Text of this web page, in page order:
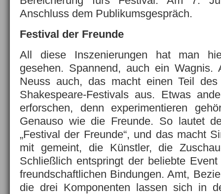
Anschluss dem Publikumsgespräch.
Festival der Freunde
All diese Inszenierungen hat man
gesehen. Spannend, auch ein
Neuss auch, das macht einen Teil
Shakespeare-Festivals aus. Etwas
erforschen, denn experimentieren
Genauso wie die Freunde. So lautet
„Festival der Freunde“, und das macht
mit gemeint, die Künstler, die
Schließlich entspringt der beliebte
freundschaftlichen Bindungen. Amt,
die drei Komponenten lassen sich in